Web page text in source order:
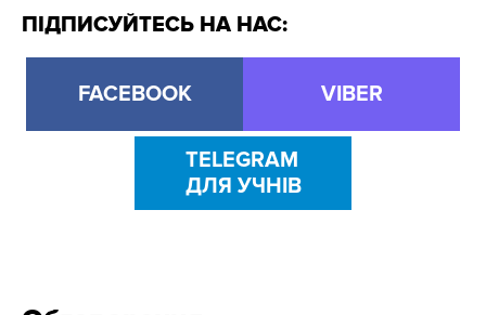
ПІДПИСУЙТЕСЬ НА НАС:
FACEBOOK VIBER
TELEGRAM
ДЛЯ УЧНІВ